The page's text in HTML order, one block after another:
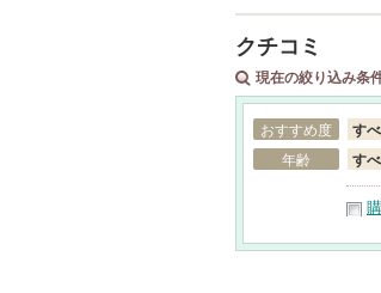
クチコミ
現在の絞り込み条
おすすめ度 す
年齢
す